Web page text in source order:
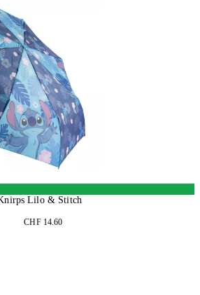
Lilo & Stitch
CHF 14.60